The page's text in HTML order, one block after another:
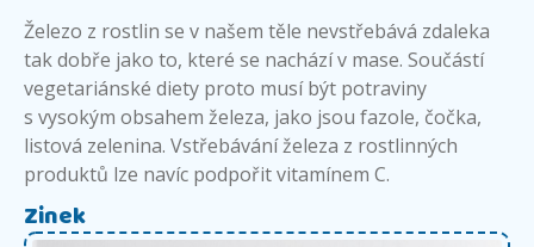
Železo z rostlin se v našem těle nevstřebává zdaleka
tak dobře jako to, které se nachází v mase. Součástí
vegetariánské diety proto musí být potraviny
s vysokým obsahem železa, jako jsou fazole, čočka,
listová zelenina. Vstřebávání železa z rostlinných
produktů lze navíc podpořit vitamínem C.
Zinek